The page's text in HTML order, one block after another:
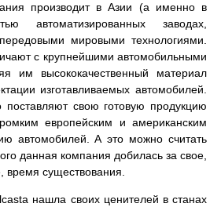
производит в Азии (а именно в
автоматизированных заводах,
мировыми технологиями.
с крупнейшими автомобильными
им высококачественный материал
изготавливаемых автомобилей.
свою готовую продукцию
европейским и американским
автомобилей. А это можно считать
данная компания добилась за свое,
время существования.
нашла своих ценителей в станах